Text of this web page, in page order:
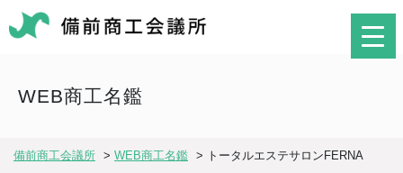
WEB商工名鑑
備前商工会議所 > WEB商工名鑑 > トータルエステサロンFERNA